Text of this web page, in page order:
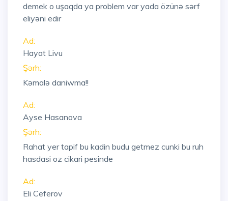
demek o uşaqda ya problem var yada özünə sərf
eliyəni edir
Ad:
Hayat Livu
Şərh:
Kəmalə daniwma!!
Ad:
Ayse Hasanova
Şərh:
Rahat yer tapif bu kadin budu getmez cunki bu ruh
hasdasi oz cikari pesinde
Ad:
Eli Ceferov